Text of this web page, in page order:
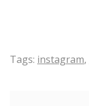
Tags: instagram,